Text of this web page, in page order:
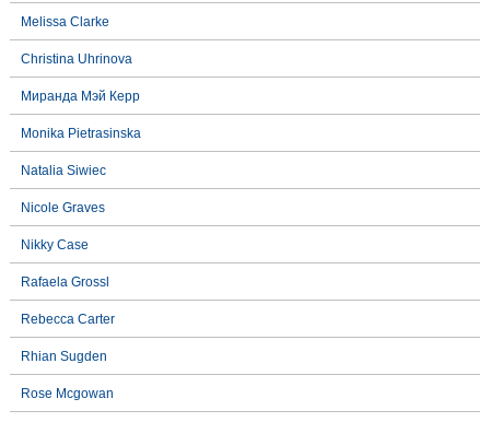
Melissa Clarke
Christina Uhrinova
Миранда Мэй Керр
Monika Pietrasinska
Natalia Siwiec
Nicole Graves
Nikky Case
Rafaela Grossl
Rebecca Carter
Rhian Sugden
Rose Mcgowan